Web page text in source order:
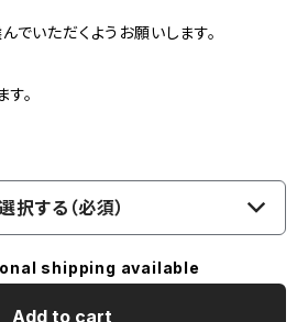
でいただくようお願いします。
。
択する（必須）
shipping available
Add to cart